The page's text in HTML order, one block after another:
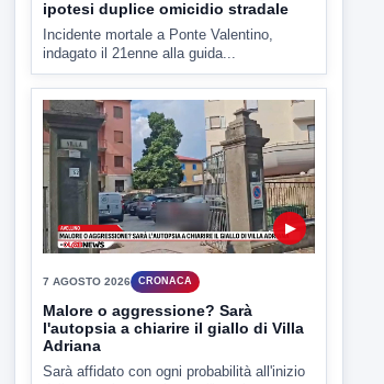
7 AGOSTO 2026 CRONACA
Malore o aggressione? Sarà
l'autopsia a chiarire il giallo di Villa
Adriana
Sarà affidato con ogni probabilità all'inizio
della prossima settimana l'incarico...